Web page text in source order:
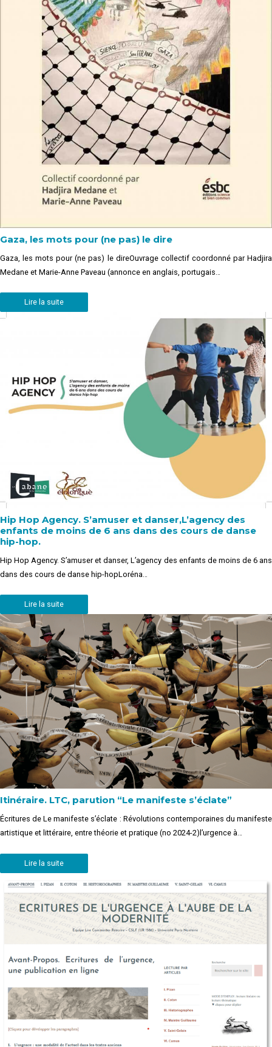
Gaza, les mots pour (ne pas) le dire
Gaza, les mots pour (ne pas) le direOuvrage collectif coordonné par Hadjira
Medane et Marie-Anne Paveau (annonce en anglais, portugais…
Lire la suite
Hip Hop Agency. S’amuser et danser,L’agency des
enfants de moins de 6 ans dans des cours de danse
hip-hop.
Hip Hop Agency. S’amuser et danser, L’agency des enfants de moins de 6 ans
dans des cours de danse hip-hopLoréna…
Lire la suite
Itinéraire. LTC, parution “Le manifeste s’éclate”
Écritures de Le manifeste s’éclate : Révolutions contemporaines du manifeste
artistique et littéraire, entre théorie et pratique (no 2024-2)l’urgence à…
Lire la suite